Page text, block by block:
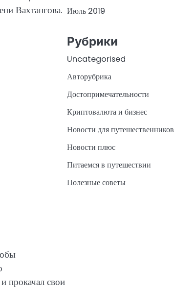
Вахтангова.
прокачал свои
Июль 2019
Рубрики
Uncategorised
Авторубрика
Достопримечательности
Криптовалюта и бизнес
Новости для путешественников
Новости плюс
Питаемся в путешествии
Полезные советы